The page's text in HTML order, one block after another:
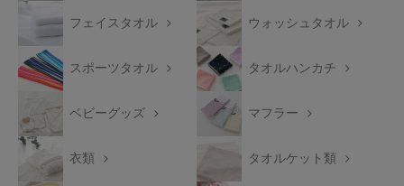
フェイスタオル ウォッシュタオル
スポーツタオル タオルハンカチ
ベビーグッズ マフラー
衣類 タオルケット類